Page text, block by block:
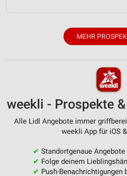
MEHR
weekli - Prospekte
Alle Lidl Angebote immer
weekli App für iOS
✔ Standortgenaue Angebote
✔ Folge deinem
✔ Push-Benachrichtigungen
personalisierter Werbung
Verwendung von Profilen zur
Messung der Werbeleistung
Messung der Performance von
Analyse von Zielgruppen durch
Kombinationen von Daten aus
Quellen